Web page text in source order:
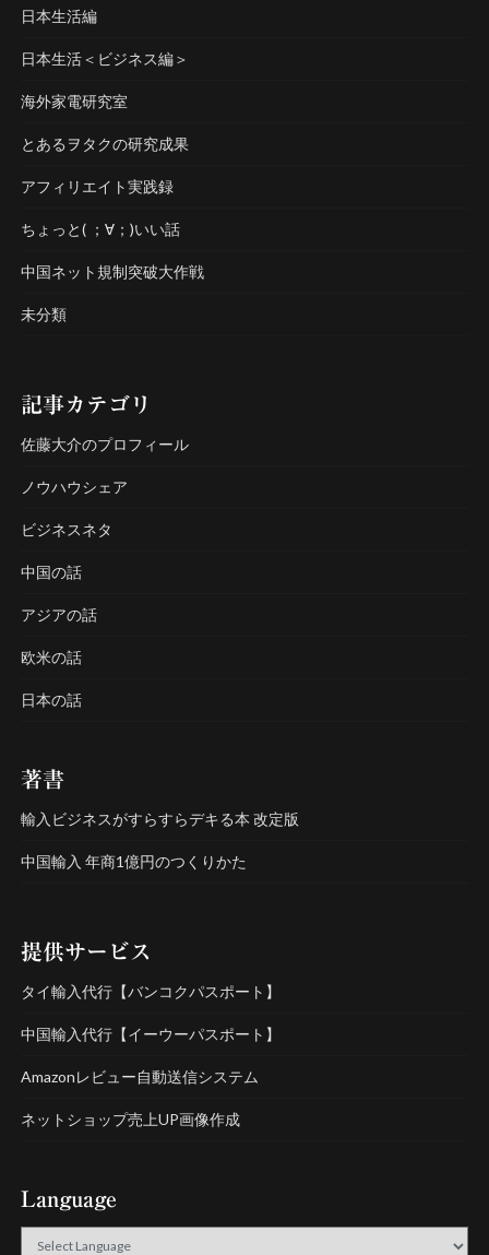
日本生活編
日本生活＜ビジネス編＞
海外家電研究室
とあるヲタクの研究成果
アフィリエイト実践録
ちょっと( ；∀；)いい話
中国ネット規制突破大作戦
未分類
記事カテゴリ
佐藤大介のプロフィール
ノウハウシェア
ビジネスネタ
中国の話
アジアの話
欧米の話
日本の話
著書
輸入ビジネスがすらすらデキる本 改定版
中国輸入 年商1億円のつくりかた
提供サービス
タイ輸入代行【バンコクパスポート】
中国輸入代行【イーウーパスポート】
Amazonレビュー自動送信システム
ネットショップ売上UP画像作成
Language